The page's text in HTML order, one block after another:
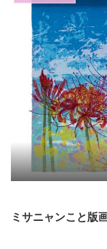
ミサニャンこと版